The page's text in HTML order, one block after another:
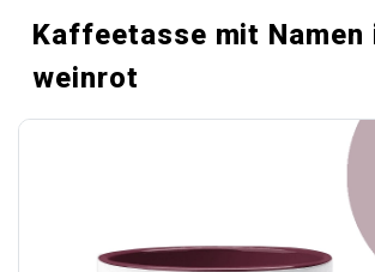
Kaffeetasse mit Namen
weinrot